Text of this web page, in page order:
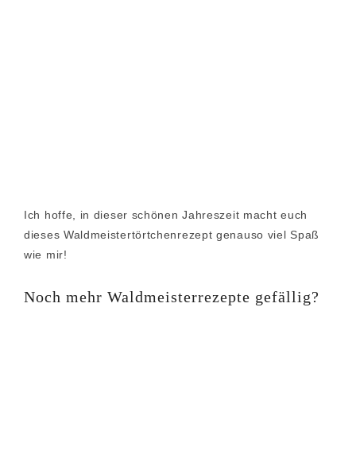
Ich hoffe, in dieser schönen Jahreszeit macht euch
dieses Waldmeistertörtchenrezept genauso viel Spaß
wie mir!
Noch mehr Waldmeisterrezepte gefällig?